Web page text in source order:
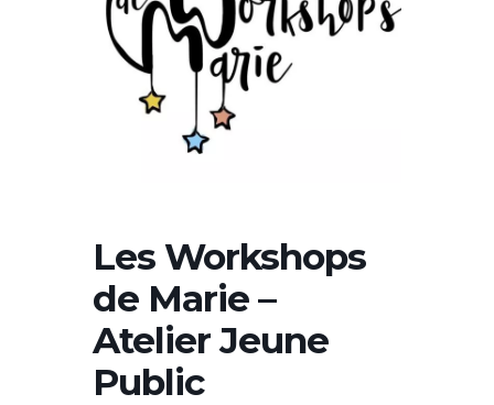
Les Workshops
de Marie –
Atelier Jeune
Public